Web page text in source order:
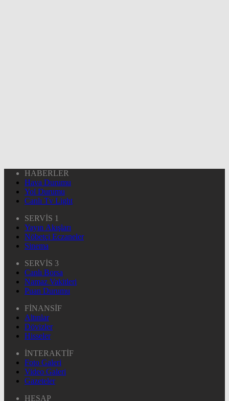
HABERLER
Hava Durumu
Yol Durumu
Canlı Tv Light
SERVİS 1
Yayın Akışları
Nöbetçi Eczaneler
Sinema
SERVİS 3
Canlı Borsa
Namaz Vakitleri
Puan Durumu
FİNANSİF
Altınlar
Dövizler
Hisseler
İNTERAKTİF
Foto Galeri
Video Galeri
Gazeteler
HESAP